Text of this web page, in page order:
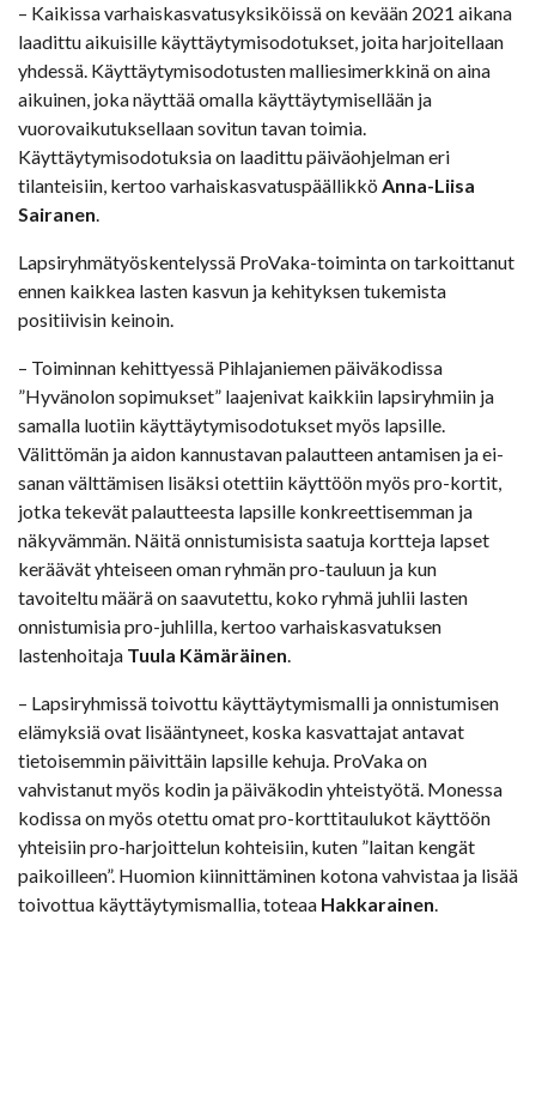
– Kaikissa varhaiskasvatusyksiköissä on kevään 2021 aikana
laadittu aikuisille käyttäytymisodotukset, joita harjoitellaan
yhdessä. Käyttäytymisodotusten malliesimerkkinä on aina
aikuinen, joka näyttää omalla käyttäytymisellään ja
vuorovaikutuksellaan sovitun tavan toimia.
Käyttäytymisodotuksia on laadittu päiväohjelman eri
tilanteisiin, kertoo varhaiskasvatuspäällikkö Anna-Liisa
Sairanen.
Lapsiryhmätyöskentelyssä ProVaka-toiminta on tarkoittanut
ennen kaikkea lasten kasvun ja kehityksen tukemista
positiivisin keinoin.
– Toiminnan kehittyessä Pihlajaniemen päiväkodissa
”Hyvänolon sopimukset” laajenivat kaikkiin lapsiryhmiin ja
samalla luotiin käyttäytymisodotukset myös lapsille.
Välittömän ja aidon kannustavan palautteen antamisen ja ei-
sanan välttämisen lisäksi otettiin käyttöön myös pro-kortit,
jotka tekevät palautteesta lapsille konkreettisemman ja
näkyvämmän. Näitä onnistumisista saatuja kortteja lapset
keräävät yhteiseen oman ryhmän pro-tauluun ja kun
tavoiteltu määrä on saavutettu, koko ryhmä juhlii lasten
onnistumisia pro-juhlilla, kertoo varhaiskasvatuksen
lastenhoitaja Tuula Kämäräinen.
– Lapsiryhmissä toivottu käyttäytymismalli ja onnistumisen
elämyksiä ovat lisääntyneet, koska kasvattajat antavat
tietoisemmin päivittäin lapsille kehuja. ProVaka on
vahvistanut myös kodin ja päiväkodin yhteistyötä. Monessa
kodissa on myös otettu omat pro-korttitaulukot käyttöön
yhteisiin pro-harjoittelun kohteisiin, kuten ”laitan kengät
paikoilleen”. Huomion kiinnittäminen kotona vahvistaa ja lisää
toivottua käyttäytymismallia, toteaa Hakkarainen.